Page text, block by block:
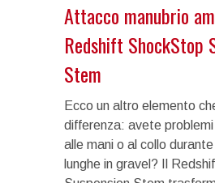
Attacco manubrio
Redshift ShockStop
Stem
Ecco un altro elemento
differenza: avete
alle mani o al collo
lunghe in gravel? Il